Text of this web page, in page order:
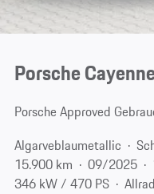
Porsche
Porsche Approved
Algarveblaumetallic
15.900 km
09/2025
346 kW / 470 PS